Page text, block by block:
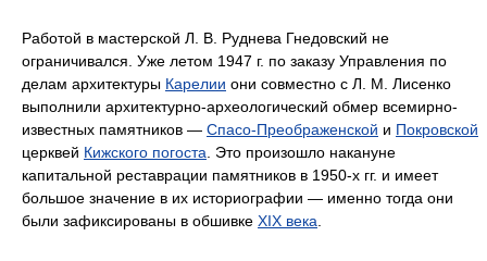
Работой в мастерской Л. В. Руднева Гнедовский не
ограничивался. Уже летом 1947 г. по заказу Управления по
делам архитектуры Карелии они совместно с Л. М. Лисенко
выполнили архитектурно-археологический обмер всемирно-
известных памятников — Спасо-Преображенской и Покровской
церквей Кижского погоста . Это произошло накануне
капитальной реставрации памятников в 1950-х гг. и имеет
большое значение в их историографии — именно тогда они
были зафиксированы в обшивке XIX века